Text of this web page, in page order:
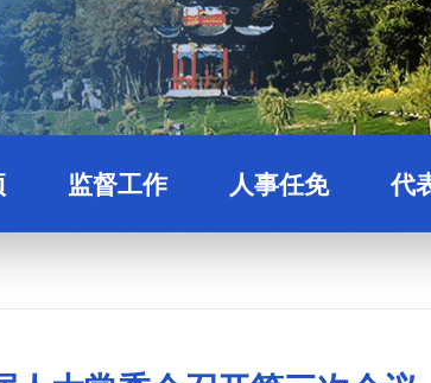
监督工作 人事任免 代